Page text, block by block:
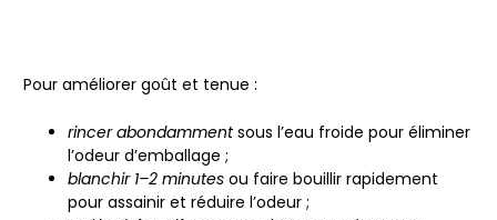
Pour améliorer goût et tenue :
rincer abondammentsous l’eau froide pour éliminer
l’odeur d’emballage ;
blanchir 1–2 minutes ou faire bouillir rapidement
pour assainir et réduire l’odeur ;